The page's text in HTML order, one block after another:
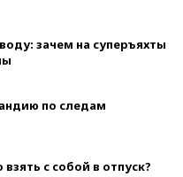
зачем на суперъяхты
по следам
с собой в отпуск?